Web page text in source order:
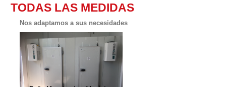
TODAS LAS MEDIDAS
Nos adaptamos a sus necesidades